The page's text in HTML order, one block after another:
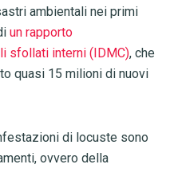
ambientali nei primi
un rapporto
sfollati interni (IDMC), che
quasi 15 milioni di nuovi
di locuste sono
ovvero della